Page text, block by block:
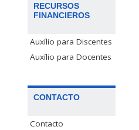
RECURSOS
FINANCIEROS
Auxílio para Discentes
Auxílio para Docentes
CONTACTO
Contacto